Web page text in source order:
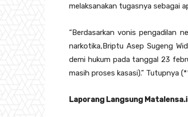
melaksanakan tugasnya sebagai
“Berdasarkan vonis pengadilan
narkotika,Briptu Asep Sugeng
demi hukum pada tanggal 23
masih proses kasasi).” Tutupnya
Laporang Langsung